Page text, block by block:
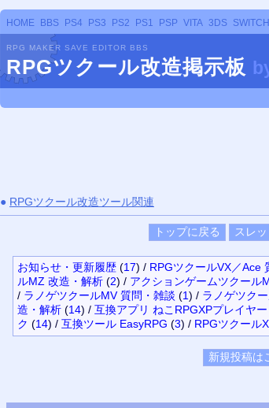
HOME BBS PS4 PS3 PS2 PS1 PSP VITA 3DS SWITCH
RPG MAKER SAVE EDITOR BBS
RPGツクール改造掲示板
● RPGツクール改造ツール関連
お知らせ・更新履歴 (17) / RPGツクールVX／Ace
ルMZ 改造・解析 (2) / アクションゲームツクール
/ ラノゲツクールMV 質問・雑談 (1) / ラノゲツク
造・解析 (14) / 互換アプリ ねこRPGXPプレイヤー
ク (14) / 互換ツール EasyRPG (3) / RPGツクール